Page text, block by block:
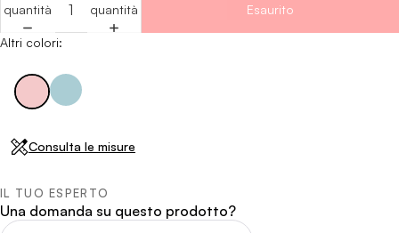
quantità
quantità
Esaurito
Altri colori:
Consulta le misure
IL TUO ESPERTO
Una domanda su questo prodotto?